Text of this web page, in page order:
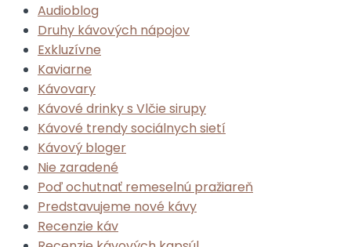
Audioblog
Druhy kávových nápojov
Exkluzívne
Kaviarne
Kávovary
Kávové drinky s Vlčie sirupy
Kávové trendy sociálnych sietí
Kávový bloger
Nie zaradené
Poď ochutnať remeselnú pražiareň
Predstavujeme nové kávy
Recenzie káv